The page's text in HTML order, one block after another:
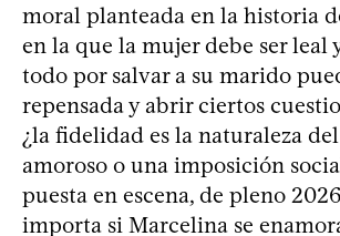
moral planteada en la historia
en la que la mujer debe ser leal
todo por salvar a su marido
repensada y abrir ciertos
¿la fidelidad es la naturaleza
amoroso o una imposición
puesta en escena, de pleno
importa si Marcelina se